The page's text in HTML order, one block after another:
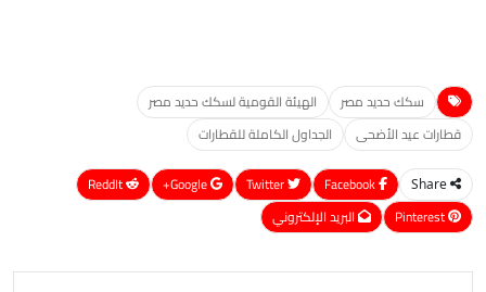
سكك حديد مصر
الهيئة القومية لسكك حديد مصر
قطارات عيد الأضحى
الجداول الكاملة للقطارات
Share
Google+
ReddIt
Pinterest
البريد الإلكتروني